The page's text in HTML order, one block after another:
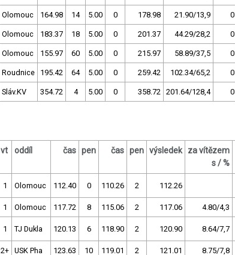
Olomouc 164.98 14 5.00 0 178.98 21.90/13,9 0
Olomouc 183.37 18 5.00 0 201.37 44.29/28,2 0
Olomouc 155.97 60 5.00 0 215.97 58.89/37,5 0
Roudnice 195.42 64 5.00 0 259.42 102.34/65,2 0
Sláv.KV 354.72 4 5.00 0 358.72 201.64/128,4 0
vt oddíl čas pen čas pen výsledek
za vítězem
s / %
1 Olomouc 112.40 0 110.26 2 112.26
1 Olomouc 117.72 8 115.06 2 117.06 4.80/4,3
1 TJ Dukla 120.13 6 118.90 2 120.90 8.64/7,7
2+ USK Pha 123.63 10 119.01 2 121.01 8.75/7,8